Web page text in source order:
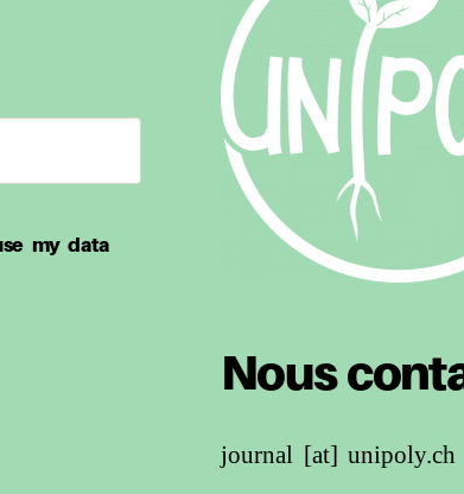
my data
Nous
journal [at] unipoly.ch